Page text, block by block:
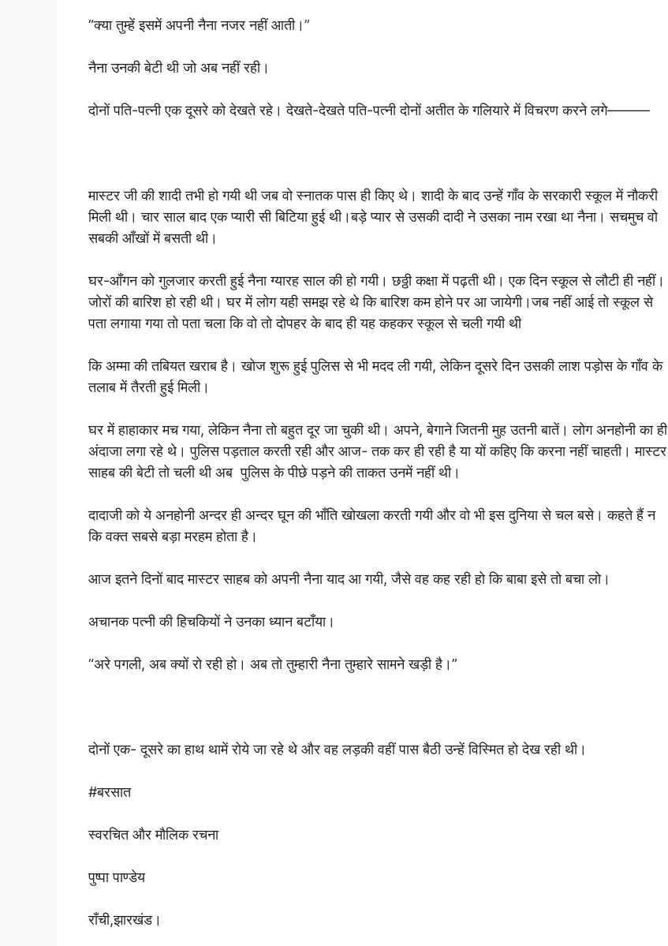
“क्या तुम्हें इसमें अपनी नैना नजर नहीं आती।”
नैना उनकी बेटी थी जो अब नहीं रही।
दोनों पति-पत्नी एक दूसरे को देखते रहे। देखते-देखते पति-पत्नी दोनों अतीत के गलियारे में विचरण करने लगे———
मास्टर जी की शादी तभी हो गयी थी जब वो स्नातक पास ही किए थे। शादी के बाद उन्हें गाँव के सरकारी स्कूल में नौकरी
मिली थी। चार साल बाद एक प्यारी सी बिटिया हुई थी।बड़े प्यार से उसकी दादी ने उसका नाम रखा था नैना। सचमुच वो
सबकी आँखों में बसती थी।
घर-आँगन को गुलजार करती हुई नैना ग्यारह साल की हो गयी। छठ्ठी कक्षा में पढ़ती थी। एक दिन स्कूल से लौटी ही नहीं।
जोरों की बारिश हो रही थी। घर में लोग यही समझ रहे थे कि बारिश कम होने पर आ जायेगी।जब नहीं आई तो स्कूल से
पता लगाया गया तो पता चला कि वो तो दोपहर के बाद ही यह कहकर स्कूल से चली गयी थी
कि अम्मा की तबियत खराब है। खोज शुरू हुई पुलिस से भी मदद ली गयी, लेकिन दूसरे दिन उसकी लाश पड़ोस के गाँव के
तलाब में तैरती हुई मिली।
घर में हाहाकार मच गया, लेकिन नैना तो बहुत दूर जा चुकी थी। अपने, बेगाने जितनी मुह उतनी बातें। लोग अनहोनी का ही
अंदाजा लगा रहे थे। पुलिस पड़ताल करती रही और आज- तक कर ही रही है या यों कहिए कि करना नहीं चाहती। मास्टर
साहब की बेटी तो चली थी अब पुलिस के पीछे पड़ने की ताकत उनमें नहीं थी।
दादाजी को ये अनहोनी अन्दर ही अन्दर घून की भाँति खोखला करती गयी और वो भी इस दुनिया से चल बसे। कहते हैं न
कि वक्त सबसे बड़ा मरहम होता है।
आज इतने दिनों बाद मास्टर साहब को अपनी नैना याद आ गयी, जैसे वह कह रही हो कि बाबा इसे तो बचा लो।
अचानक पत्नी की हिचकियों ने उनका ध्यान बटाँया।
“अरे पगली, अब क्यों रो रही हो। अब तो तुम्हारी नैना तुम्हारे सामने खड़ी है।”
दोनों एक- दूसरे का हाथ थामें रोये जा रहे थे और वह लड़की वहीं पास बैठी उन्हें विस्मित हो देख रही थी।
#बरसात
स्वरचित और मौलिक रचना
पुष्पा पाण्डेय
राँची,झारखंड।